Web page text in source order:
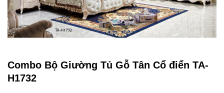
Combo Bộ Giường Tủ Gỗ Tân Cổ điển TA-
H1732